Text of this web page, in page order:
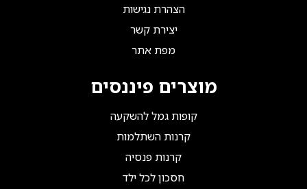
הצהרת נגישות
יצירת קשר
מפת אתר
מוצרים פיננסים
קופות גמל להשקעה
קרנות השתלמות
קרנות פנסיה
חסכון לכל ילד